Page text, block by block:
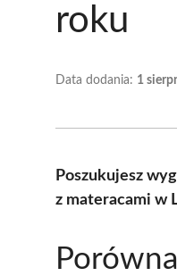
roku
Data dodania: 1
Poszukujesz
z materacami w